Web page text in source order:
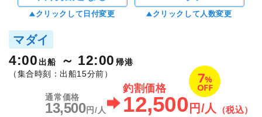
クリックして日付変更 クリックして人数変更
マダイ
4:00 出船 12:00 帰港
（集合時刻：出船15分前）
通常価格
13,500 円/人
釣割価格
12,500 円/人 （税込）
7%
OFF